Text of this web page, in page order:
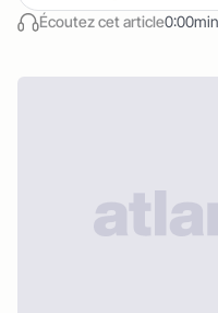
Écoutez cet article0:00min